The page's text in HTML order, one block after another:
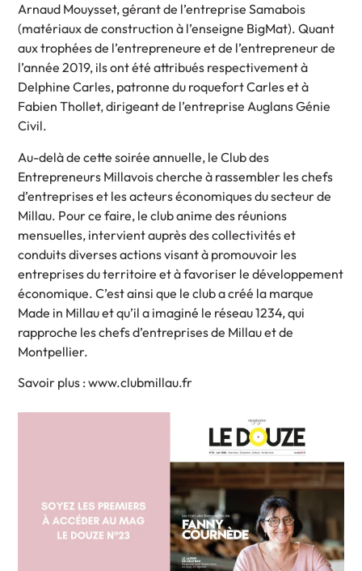
Arnaud Mouysset, gérant de l’entreprise Samabois
(matériaux de construction à l’enseigne BigMat). Quant
aux trophées de l’entrepreneure et de l’entrepreneur de
l’année 2019, ils ont été attribués respectivement à
Delphine Carles, patronne du roquefort Carles et à
Fabien Thollet, dirigeant de l’entreprise Auglans Génie
Civil.
Au-delà de cette soirée annuelle, le Club des
Entrepreneurs Millavois cherche à rassembler les chefs
d’entreprises et les acteurs économiques du secteur de
Millau. Pour ce faire, le club anime des réunions
mensuelles, intervient auprès des collectivités et
conduits diverses actions visant à promouvoir les
entreprises du territoire et à favoriser le développement
économique. C’est ainsi que le club a créé la marque
Made in Millau et qu’il a imaginé le réseau 1234, qui
rapproche les chefs d’entreprises de Millau et de
Montpellier.
Savoir plus : www.clubmillau.fr